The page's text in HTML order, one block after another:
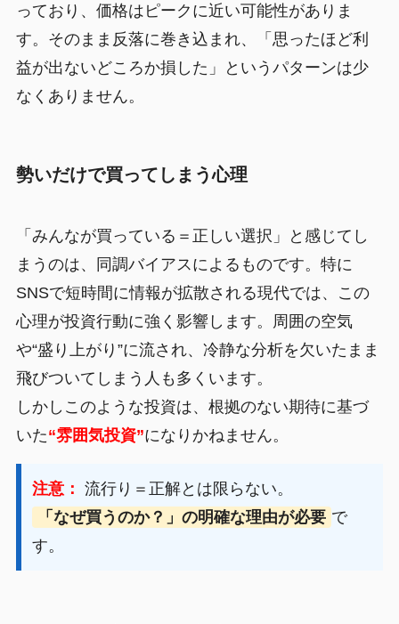
っており、価格はピークに近い可能性がありま
す。そのまま反落に巻き込まれ、「思ったほど利
益が出ないどころか損した」というパターンは少
なくありません。
勢いだけで買ってしまう心理
「みんなが買っている＝正しい選択」と感じてし
まうのは、同調バイアスによるものです。特に
SNSで短時間に情報が拡散される現代では、この
心理が投資行動に強く影響します。周囲の空気
や“盛り上がり”に流され、冷静な分析を欠いたまま
飛びついてしまう人も多くいます。
しかしこのような投資は、根拠のない期待に基づ
いた“雰囲気投資”になりかねません。
注意： 流行り＝正解とは限らない。
「なぜ買うのか？」の明確な理由が必要 で
す。